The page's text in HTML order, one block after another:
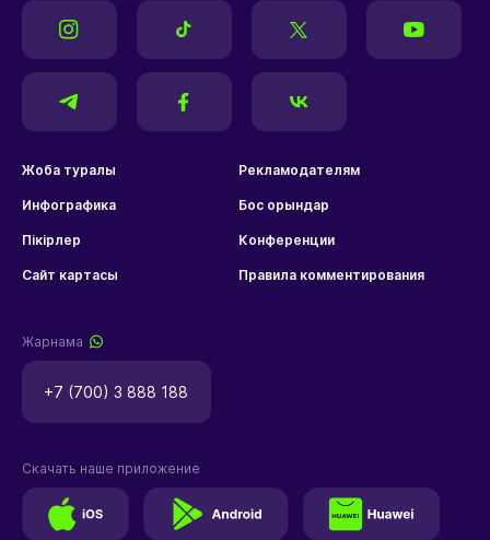
Жоба туралы Рекламодателям
Инфографика Бос орындар
Пікірлер Конференции
Сайт картасы Правила комментирования
Жарнама
+7 (700) 3 888 188
Скачать наше приложение